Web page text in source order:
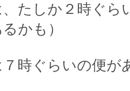
たしか２時ぐら
かも）
時ぐらいの便が